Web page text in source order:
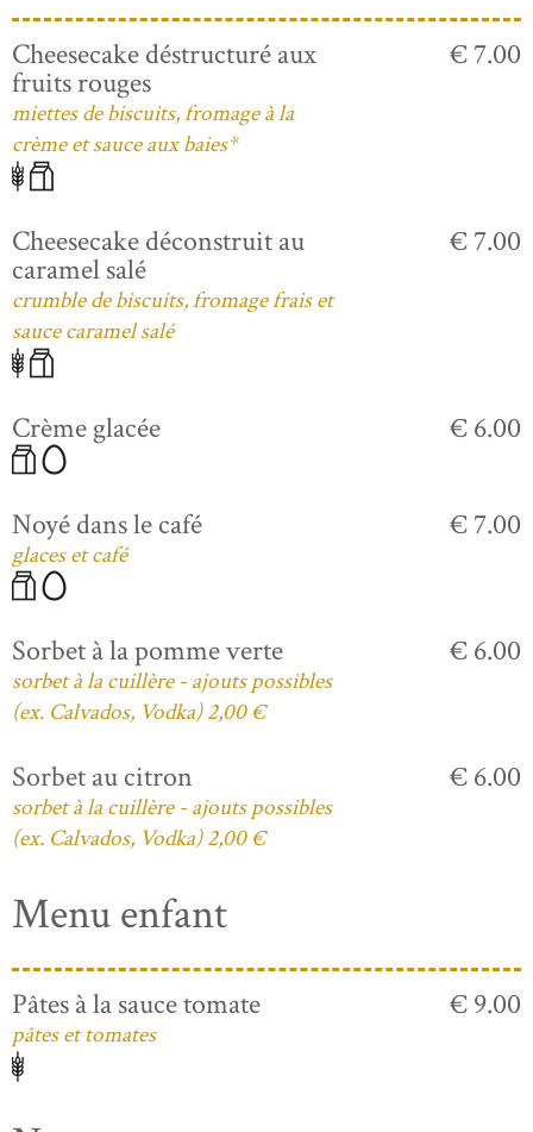
Cheesecake déstructuré aux
fruits rouges
miettes de biscuits, fromage à la
crème et sauce aux baies*
€ 7.00
Cheesecake déconstruit au
caramel salé
crumble de biscuits, fromage frais et
sauce caramel salé
€ 7.00
Crème glacée € 6.00
Noyé dans le café
glaces et café
€ 7.00
Sorbet à la pomme verte
sorbet à la cuillère - ajouts possibles
(ex. Calvados, Vodka) 2,00 €
€ 6.00
Sorbet au citron
sorbet à la cuillère - ajouts possibles
(ex. Calvados, Vodka) 2,00 €
€ 6.00
Menu enfant
Pâtes à la sauce tomate
pâtes et tomates
€ 9.00